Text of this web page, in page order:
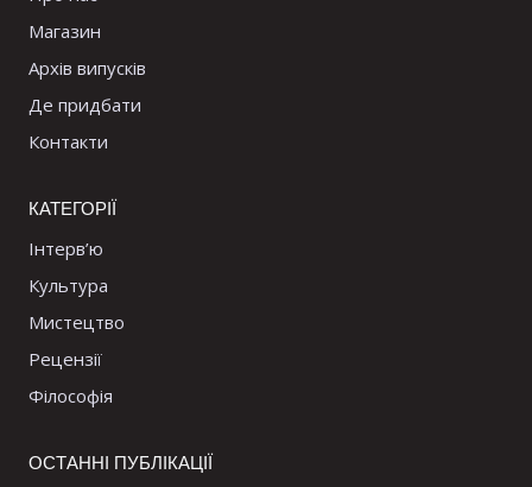
Магазин
Архів випусків
Де придбати
Контакти
КАТЕГОРІЇ
Інтерв’ю
Культура
Мистецтво
Рецензії
Філософія
ОСТАННІ ПУБЛІКАЦІЇ